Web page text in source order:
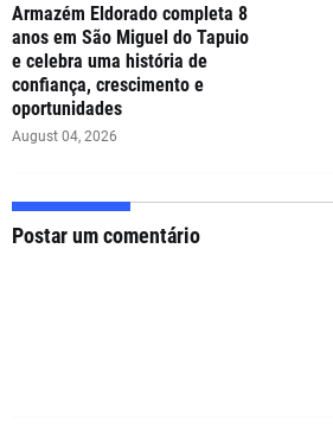
Armazém Eldorado completa 8
anos em São Miguel do Tapuio
e celebra uma história de
confiança, crescimento e
oportunidades
August 04, 2026
Postar um comentário